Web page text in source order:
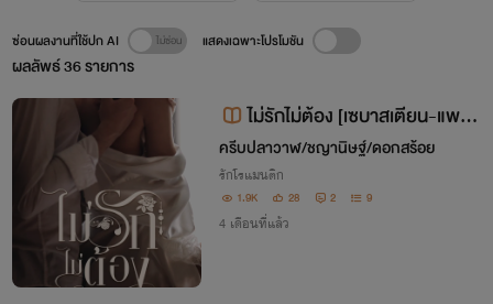
ผลลัพธ์36รายการ
ซ่อนผลงานที่ใช้ปก AI แสดงเฉพาะโปรโมชัน
ไม่รักไม่ต้อง [เซบาสเตียน-แพรข
วัญ]
ครีบปลาวาฬ/ชญานิษฐ์/ดอกสร้อย
รักโรแมนติก
1.9K 28 2 9
4 เดือนที่แล้ว